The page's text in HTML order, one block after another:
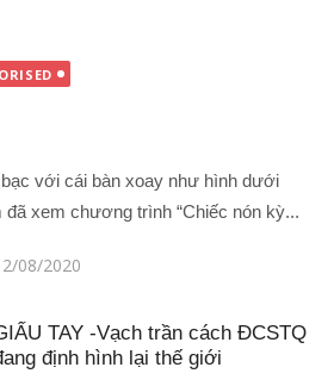
với cái bàn xoay như hình dưới
đã xem chương trình “Chiếc nón kỳ...
08/2020
TAY -Vạch trần cách ĐCSTQ
định hình lại thế giới